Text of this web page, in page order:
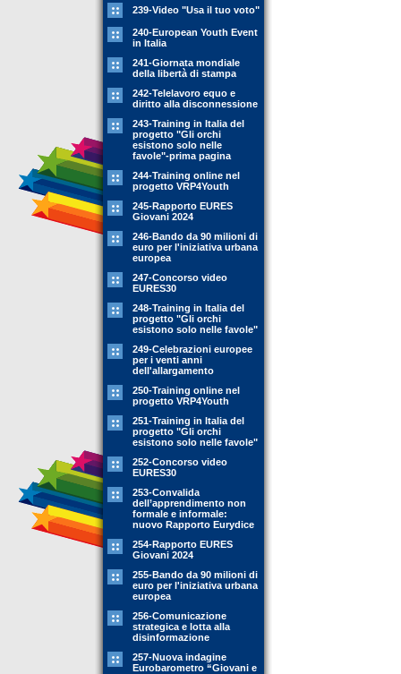
239-Video "Usa il tuo voto"
240-European Youth Event
in Italia
241-Giornata mondiale
della libertà di stampa
242-Telelavoro equo e
diritto alla disconnessione
243-Training in Italia del
progetto "Gli orchi
esistono solo nelle
favole"-prima pagina
244-Training online nel
progetto VRP4Youth
245-Rapporto EURES
Giovani 2024
246-Bando da 90 milioni di
euro per l'iniziativa urbana
europea
247-Concorso video
EURES30
248-Training in Italia del
progetto "Gli orchi
esistono solo nelle favole"
249-Celebrazioni europee
per i venti anni
dell'allargamento
250-Training online nel
progetto VRP4Youth
251-Training in Italia del
progetto "Gli orchi
esistono solo nelle favole"
252-Concorso video
EURES30
253-Convalida
dell’apprendimento non
formale e informale:
nuovo Rapporto Eurydice
254-Rapporto EURES
Giovani 2024
255-Bando da 90 milioni di
euro per l'iniziativa urbana
europea
256-Comunicazione
strategica e lotta alla
disinformazione
257-Nuova indagine
Eurobarometro “Giovani e